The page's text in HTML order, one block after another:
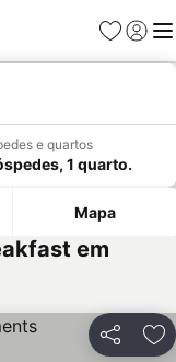
Favoritos
Iniciar
e quartos
1 quarto.
Mapa
em
Partilhar